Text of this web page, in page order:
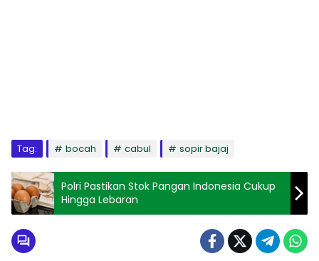
Tag: bocah cabul sopir bajaj
Polri Pastikan Stok Pangan Indonesia Cukup
Hingga Lebaran